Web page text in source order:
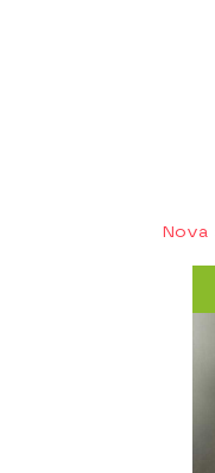
Nova